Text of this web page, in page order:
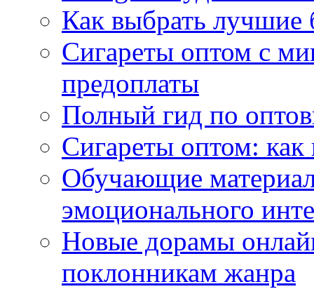
Как выбрать
Сигареты оптом с
предоплаты
Полный гид по
Сигареты оптом:
Обучающие
эмоционального
Новые дорамы
поклонникам жанра